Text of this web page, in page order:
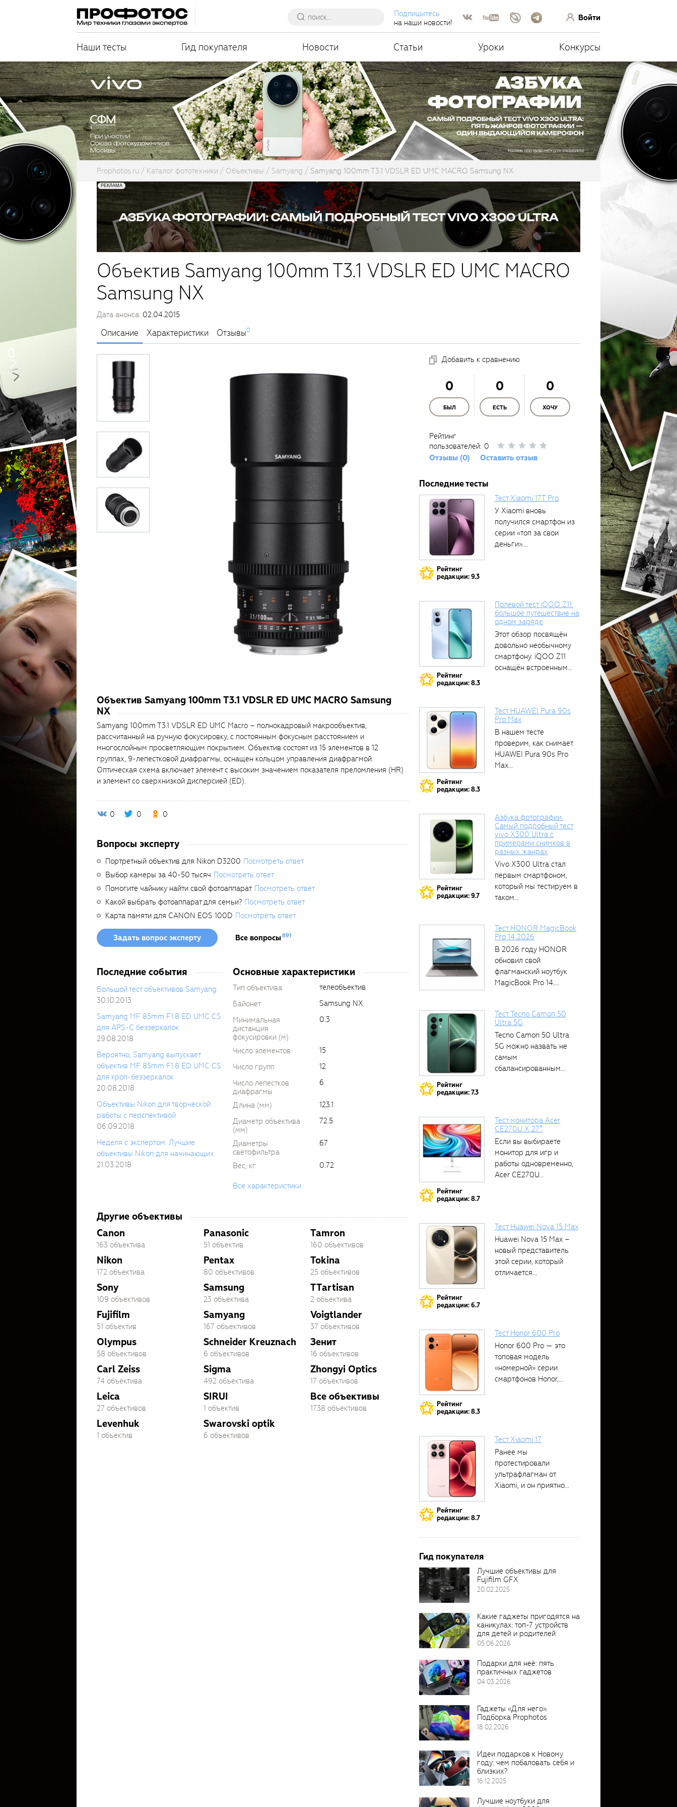
Подпишитесь
на наши новости!
Войти
Наши тесты Гид покупателя Новости Статьи Уроки Конкурсы
Prophotos.ru Каталог фототехники Объективы Samyang Samyang 100mm T3.1 VDSLR ED UMC MACRO Samsung NX
Объектив Samyang 100mm T3.1 VDSLR ED UMC MACRO
Samsung NX
Дата анонса: 02.04.2015
Описание Характеристики Отзывы0
Объектив Samyang 100mm T3.1 VDSLR ED UMC MACRO Samsung
NX
Samyang 100mm T3.1 VDSLR ED UMC Macro – полнокадровый макрообъектив,
рассчитанный на ручную фокусировку, с постоянным фокусным расстоянием и
многослойным просветляющим покрытием. Объектив состоят из 15 элементов в 12
группах, 9-лепестковой диафрагмы, оснащен кольцом управления диафрагмой.
Оптическая схема включает элемент с высоким значением показателя преломления (HR)
и элемент со сверхнизкой дисперсией (ED).
0 0 0
Вопросы эксперту
Портретный объектив для Nikon D3200 Посмотреть ответ
Выбор камеры за 40-50 тысяч Посмотреть ответ
Помогите чайнику найти свой фотоаппарат Посмотреть ответ
Какой выбрать фотоаппарат для семьи? Посмотреть ответ
Карта памяти для CANON EOS 100D Посмотреть ответ
Задать вопрос эксперту Все вопросы891
Последние события
Большой тест объективов Samyang
30.10.2013
Samyang MF 85mm F1.8 ED UMC CS
для APS-C беззеркалок
29.08.2018
Вероятно, Samyang выпускает
объектив MF 85mm F1.8 ED UMC CS
для кроп-беззеркалок
20.08.2018
Объективы Nikon для творческой
работы с перспективой
06.09.2018
Неделя с экспертом. Лучшие
объективы Nikon для начинающих
21.03.2018
Основные характеристики
Тип объектива
телеобъектив
Байонет
Samsung NX
Минимальная
дистанция
фокусировки (м)
0.3
Число элементов
15
Число групп
12
Число лепестков
диафрагмы
6
Длина (мм)
123.1
Диаметр объектива
(мм)
72.5
Диаметры
светофильтра
67
Вес, кг 0.72
Все характеристики
Другие объективы
Canon
163 объектива
Nikon
172 объектива
Sony
109 объективов
Fujifilm
51 объектив
Olympus
58 объективов
Carl Zeiss
74 объектива
Leica
27 объективов
Levenhuk
1 объектив
Panasonic
51 объектив
Pentax
80 объективов
Samsung
23 объектива
Samyang
167 объективов
Schneider Kreuznach
6 объективов
Sigma
492 объектива
SIRUI
1 объектив
Swarovski optik
6 объективов
Tamron
160 объективов
Tokina
25 объективов
TTartisan
2 объектива
Voigtlander
37 объективов
Зенит
16 объективов
Zhongyi Optics
17 объективов
Все объективы
1738 объективов
Добавить к сравнению
0
БЫЛ
0
ЕСТЬ
0
ХОЧУ
Рейтинг
пользователей: 0
Отзывы (0)
Оставить отзыв
Последние тесты
Рейтинг
редакции: 9.3
Тест Xiaomi 17T Pro
У Xiaomi вновь
получился смартфон из
серии «топ за свои
деньги»....
Рейтинг
редакции: 8.3
Полевой тест iQOO Z11:
большое путешествие на
одном заряде
Этот обзор посвящён
довольно необычному
смартфону. iQOO Z11
оснащён встроенным
Рейтинг
редакции: 8.3
Тест HUAWEI Pura 90s
Pro Max
В нашем тесте
проверим, как снимает
HUAWEI Pura 90s Pro
Max...
Рейтинг
редакции: 9.7
Азбука фотографии.
Самый подробный тест
vivo X300 Ultra с
примерами снимков в
разных жанрах
Vivo X300 Ultra стал
первым смартфоном,
который мы тестируем в
таком...
Тест HONOR MagicBook
Pro 14 2026
В 2026 году HONOR
обновил свой
флагманский ноутбук
MagicBook Pro 14....
Рейтинг
редакции: 7.3
Тест Tecno Camon 50
Ultra 5G
Tecno Camon 50 Ultra
5G можно назвать не
самым
сбалансированным
Рейтинг
редакции: 8.7
Тест монитора Acer
CE270U X 27″
Если вы выбираете
монитор для игр и
работы одновременно,
Acer CE270U...
Рейтинг
редакции: 6.7
Тест Huawei Nova 15 Max
Huawei Nova 15 Max –
новый представитель
этой серии, который
отличается...
Рейтинг
редакции: 8.3
Тест Honor 600 Pro
Honor 600 Pro — это
топовая модель
«номерной» серии
смартфонов Honor,...
Рейтинг
редакции: 8.7
Тест Xiaomi 17
Ранее мы
протестировали
ультрафлагман от
Xiaomi, и он приятно
Гид покупателя
Лучшие объективы для
Fujifilm GFX
20.02.2025
Какие гаджеты пригодятся на
каникулах: топ-7 устройств
для детей и родителей
05.06.2026
Подарки для неё: пять
практичных гаджетов
04.03.2026
Гаджеты «Для него».
Подборка Prophotos
18.02.2026
Идеи подарков к Новому
году: чем побаловать себя и
близких?
16.12.2025
Лучшие ноутбуки для